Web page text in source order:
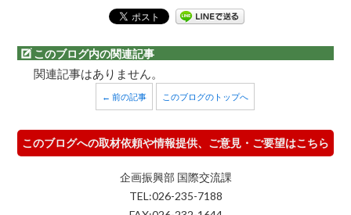
このブログ内の関連記事
関連記事はありません。
← 前の記事 このブログのトップへ
このブログへの取材依頼や情報提供、ご意見・ご要望はこちら
企画振興部 国際交流課
TEL:026-235-7188